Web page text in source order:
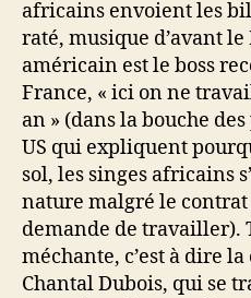
africains envoient les
raté, musique d’avant
américain est le boss
France, « ici on ne
an » (dans la bouche
US qui expliquent
sol, les singes africains
nature malgré le
demande de travailler).
méchante, c’est à dire
Chantal Dubois, qui se